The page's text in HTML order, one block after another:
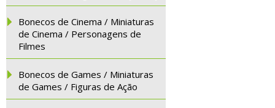
Bonecos de Cinema / Miniaturas
de Cinema / Personagens de
Filmes
Bonecos de Games / Miniaturas
de Games / Figuras de Ação